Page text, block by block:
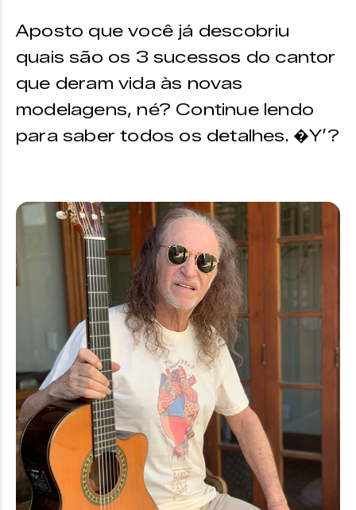
Aposto que você já descobriu
quais são os 3 sucessos do cantor
que deram vida às novas
modelagens, né? Continue lendo
para saber todos os detalhes. �Y’?